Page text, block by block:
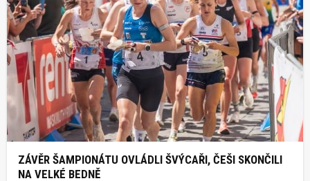
ZÁVĚR ŠAMPIONÁTU OVLÁDLI ŠVÝCAŘI, ČEŠI SKONČILI
NA VELKÉ BEDNĚ